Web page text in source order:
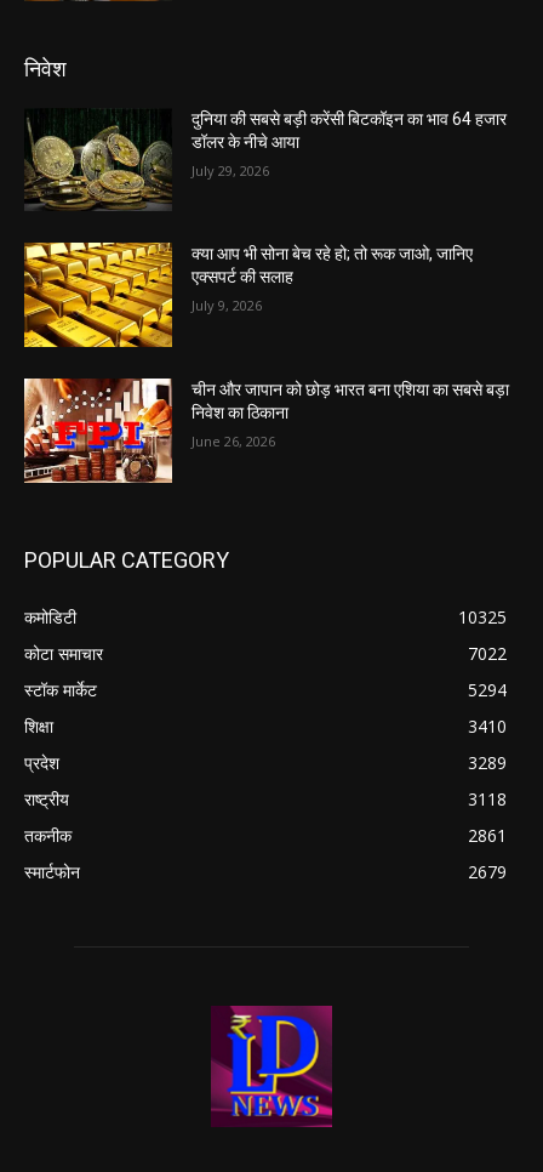
निवेश
दुनिया की सबसे बड़ी करेंसी बिटकॉइन का भाव 64 हजार
डॉलर के नीचे आया
July 29, 2026
क्या आप भी सोना बेच रहे हो; तो रूक जाओ, जानिए
एक्सपर्ट की सलाह
July 9, 2026
चीन और जापान को छोड़ भारत बना एशिया का सबसे बड़ा
निवेश का ठिकाना
June 26, 2026
POPULAR CATEGORY
कमोडिटी
10325
कोटा समाचार
7022
स्टॉक मार्केट
5294
शिक्षा
3410
प्रदेश
3289
राष्ट्रीय
3118
तकनीक
2861
स्मार्टफोन
2679